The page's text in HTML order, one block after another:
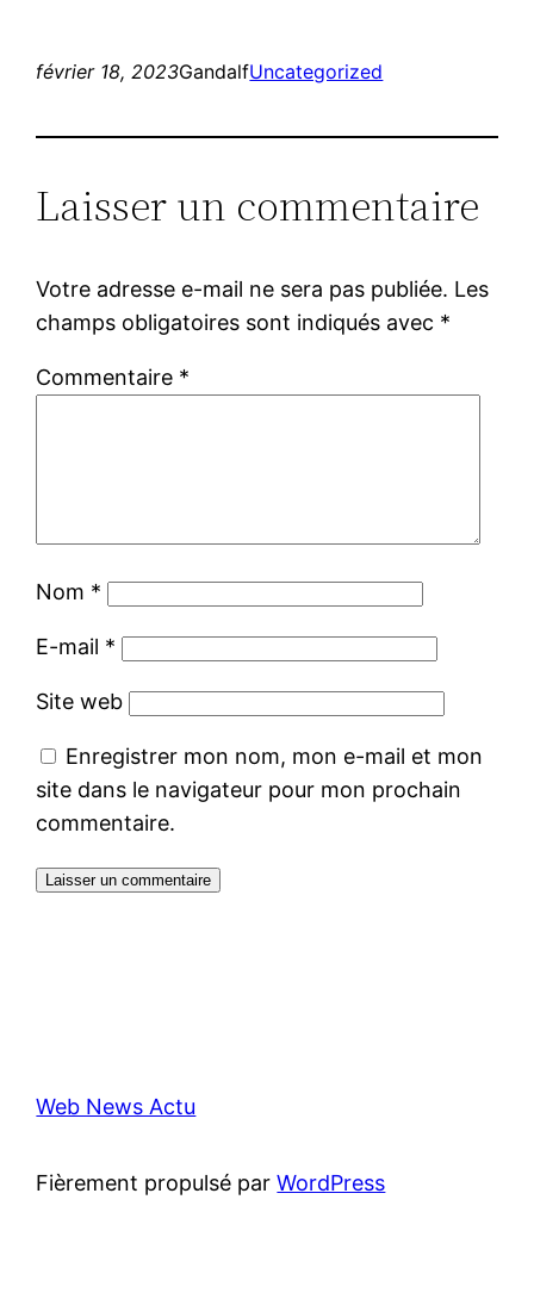
février 18, 2023GandalfUncategorized
Laisser un commentaire
Votre adresse e-mail ne sera pas publiée. Les
champs obligatoires sont indiqués avec *
Commentaire *
Nom *
E-mail *
Site web
Enregistrer mon nom, mon e-mail et mon
site dans le navigateur pour mon prochain
commentaire.
Web News Actu
Fièrement propulsé parWordPress